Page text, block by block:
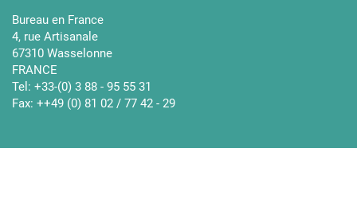
Bureau en France
4, rue Artisanale
67310 Wasselonne
FRANCE
Tel: +33-(0) 3 88 - 95 55 31
Fax: ++49 (0) 81 02 / 77 42 - 29